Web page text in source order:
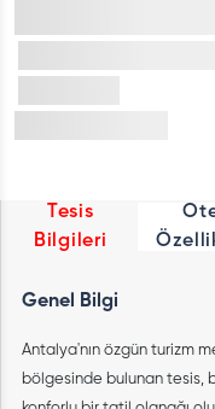
Tesis
Bilgileri
Genel Bilgi
Antalya'nın özgün turizm
bölgesinde bulunan tesis,